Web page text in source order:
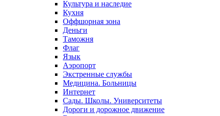
Культура и наследие
Кухня
Оффшорная зона
Деньги
Таможня
Флаг
Язык
Аэропорт
Экстренные службы
Медицина. Больницы
Интернет
Сады. Школы. Университеты
Дороги и дорожное движение